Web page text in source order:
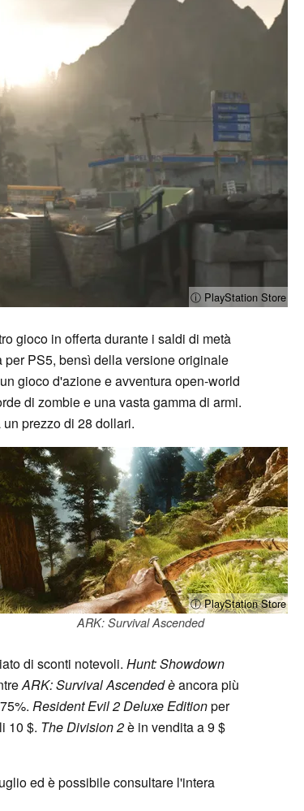
ⓘ PlayStation Store
gioco in offerta durante i saldi di metà
PS5, bensì della versione originale
gioco d'azione e avventura open-world
di zombie e una vasta gamma di armi.
prezzo di 28 dollari.
ⓘ PlayStation Store
ARK: Survival Ascended
di sconti notevoli. Hunt: Showdown
ARK: Survival Ascended èancora più
Resident Evil 2 Deluxe Editionper
10 $. The Division 2è in vendita a 9 $
ed è possibile consultare l'intera